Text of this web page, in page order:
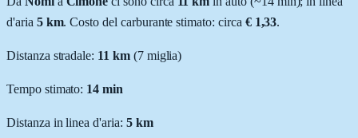
d'aria 5km. Costo del carburante stimato: circa € 1,33.
Distanza stradale: 11 km (7miglia)
Tempo stimato: 14 min
Distanza in linea d'aria: 5km